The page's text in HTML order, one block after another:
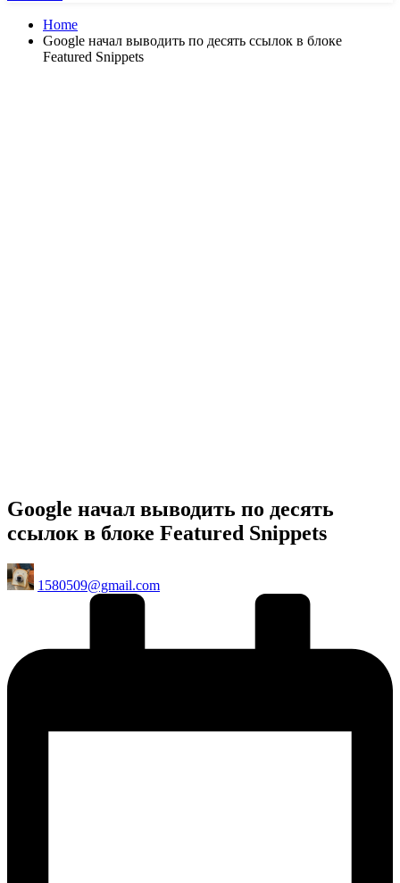
Home
Google начал выводить по десять ссылок в блоке
Featured Snippets
Google начал выводить по десять
ссылок в блоке Featured Snippets
Posted
by
1580509@gmail.com